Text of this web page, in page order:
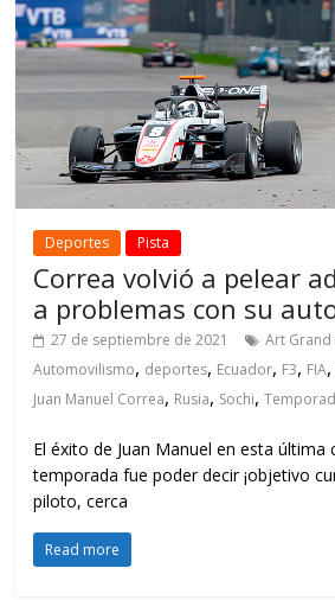
Deportes Pista
Correa volvió a pelear
a problemas con su
27 de septiembre de 2021 Art Grand
Automovilismo, deportes, Ecuador, F3, FIA,
Juan Manuel Correa, Rusia, Sochi,
El éxito de Juan Manuel en esta última
temporada fue poder decir ¡objetivo
piloto, cerca
Read more